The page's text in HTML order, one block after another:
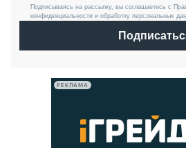
Подписываясь на рассылку, вы соглашаетесь с
конфиденциальности и обработку персональных
РЕКЛАМА